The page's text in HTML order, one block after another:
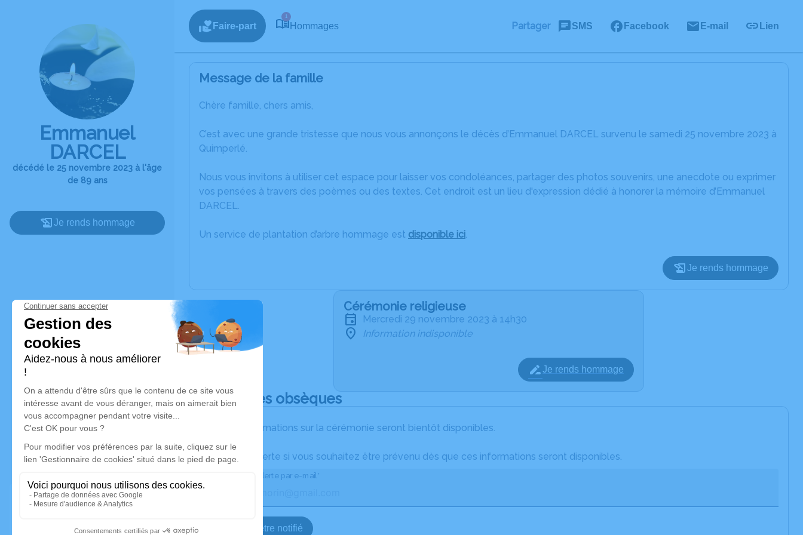
Emmanuel
DARCEL
décédé le 25 novembre 2023 à l'âge
de 89 ans
Je rends hommage
Faire-part
1
Hommages Partager SMS Facebook E-mail Lien
Message de la famille
Chère famille, chers amis,
C’est avec une grande tristesse que nous vous annonçons le décès d’Emmanuel DARCEL survenu le samedi 25 novembre 2023 à
Quimperlé.
Nous vous invitons à utiliser cet espace pour laisser vos condoléances, partager des photos souvenirs, une anecdote ou exprimer
vos pensées à travers des poèmes ou des textes. Cet endroit est un lieu d'expression dédié à honorer la mémoire d’Emmanuel
DARCEL.
Un service de plantation d’arbre hommage est disponible ici.
Je rends hommage
Cérémonie religieuse
mercredi 29 novembre 2023 à 14h30
Information indisponible
Je rends hommage
Déroulé des obsèques
Les informations sur la cérémonie seront bientôt disponibles.
Activez une alerte si vous souhaitez être prévenu dès que ces informations seront disponibles.
Recevoir une alerte par e-mail*
Je veux être notifié